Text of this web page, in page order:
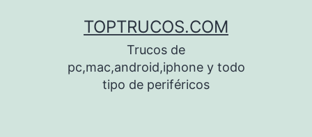
TOPTRUCOS.COM
Trucos de
pc,mac,android,iphone y todo
tipo de periféricos